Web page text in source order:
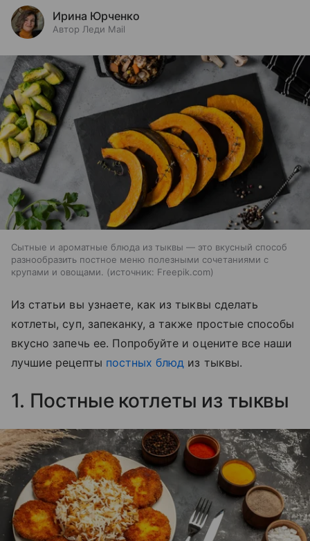
Ирина Юрченко
Автор Леди Mail
Сытные и ароматные блюда из тыквы — это вкусный способ
разнообразить постное меню полезными сочетаниями с
крупами и овощами.
источник: Freepik.com
Из статьи вы узнаете, как из тыквы сделать
котлеты, суп, запеканку, а также простые способы
вкусно запечь ее. Попробуйте и оцените все наши
лучшие рецепты постных блюд из тыквы.
1. Постные котлеты из тыквы